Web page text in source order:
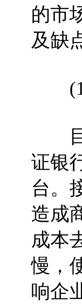
的市
及缺
(1)
目
证银
台。
造成
成本
慢，
响企